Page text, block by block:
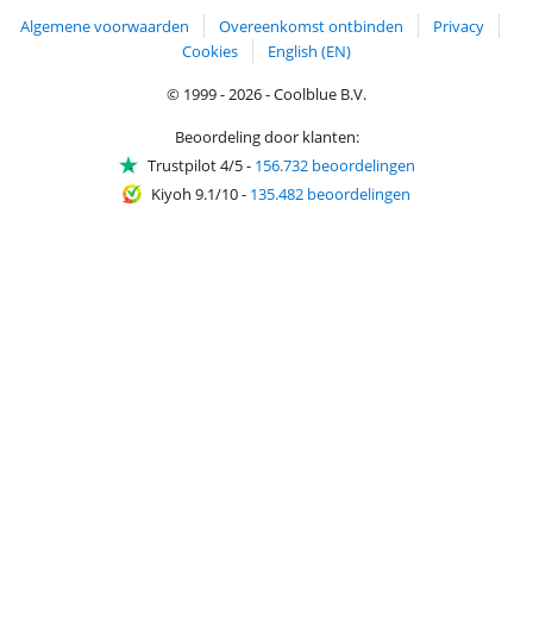
Algemene voorwaarden Overeenkomst ontbinden
Privacy
Cookies
English (EN)
© 1999 - 2026 - Coolblue B.V.
Beoordeling door klanten:
Trustpilot 4/5- 156.732 beoordelingen
Kiyoh 9.1/10- 135.482 beoordelingen